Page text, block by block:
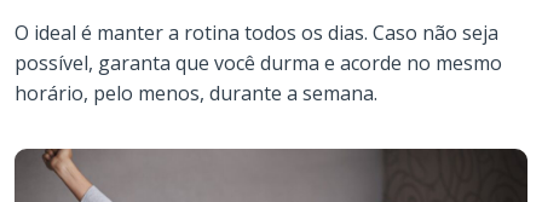
O ideal é manter a rotina todos os dias. Caso não seja
possível, garanta que você durma e acorde no mesmo
horário, pelo menos, durante a semana.